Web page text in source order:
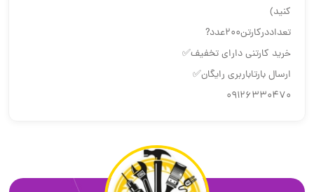
کنید)
تعداددرکارتن۲۰۰عدد?
خرید کارتنی دارای تخفیف✅
ارسال بارتاباربری رایگان✅
09126330470